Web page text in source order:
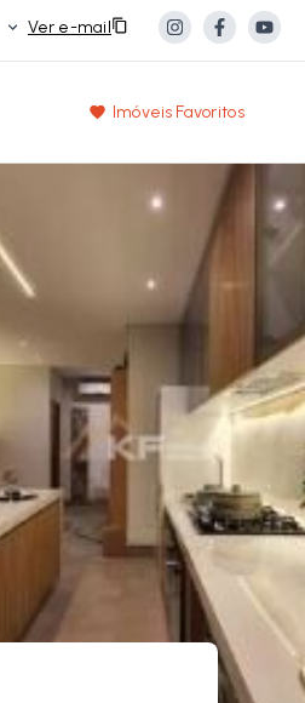
Ver e-mail
Imóveis Favoritos